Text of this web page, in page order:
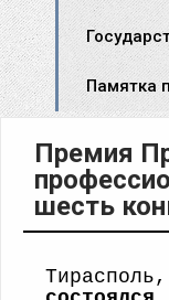
Памятка
Премия
шесть